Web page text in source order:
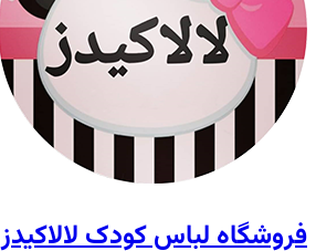
فروشگاه لباس کودک لالاکیدز